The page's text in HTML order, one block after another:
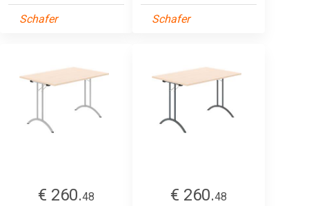
Schafer Schafer
€ 260.48 € 260.48